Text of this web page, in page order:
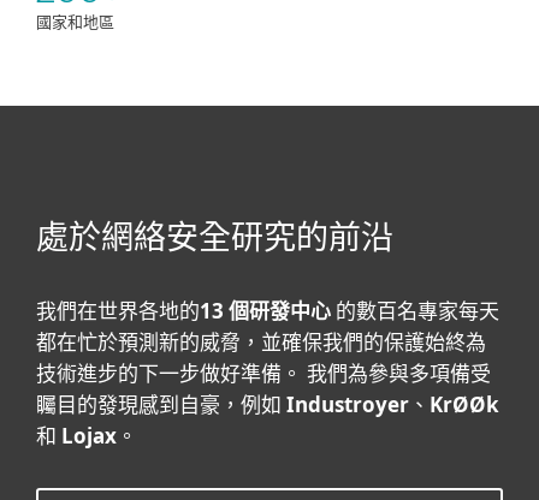
國家和地區
處於網絡安全研究的前沿
我們在世界各地的13 個研發中心 的數百名專家每天
都在忙於預測新的威脅，並確保我們的保護始終為
技術進步的下一步做好準備。 我們為參與多項備受
矚目的發現感到自豪，例如 Industroyer 、 KrØØk
和 Lojax 。